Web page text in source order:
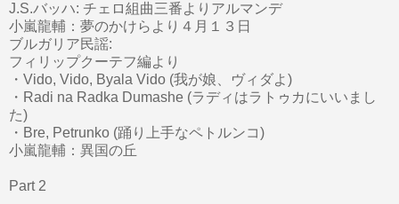
J.S.バッハ: チェロ組曲三番よりアルマンデ
小嵐龍輔：夢のかけらより４月１３日
ブルガリア民謡:
フィリップクーテフ編より
・Vido, Vido, Byala Vido (我が娘、ヴィダよ)
・Radi na Radka Dumashe (ラディはラトゥカにいいまし
た)
・Bre, Petrunko (踊り上手なペトルンコ)
小嵐龍輔：異国の丘
Part 2